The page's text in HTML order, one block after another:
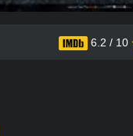
6.2 / 10